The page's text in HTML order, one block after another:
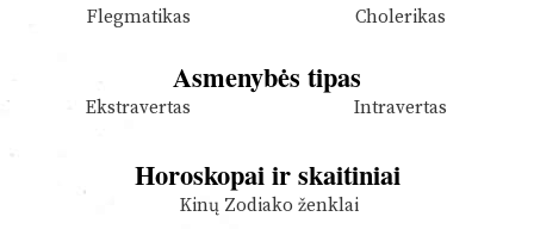
Flegmatikas
Cholerikas
Asmenybės tipas
Ekstravertas Intravertas
Horoskopai ir skaitiniai
Kinų Zodiako ženklai